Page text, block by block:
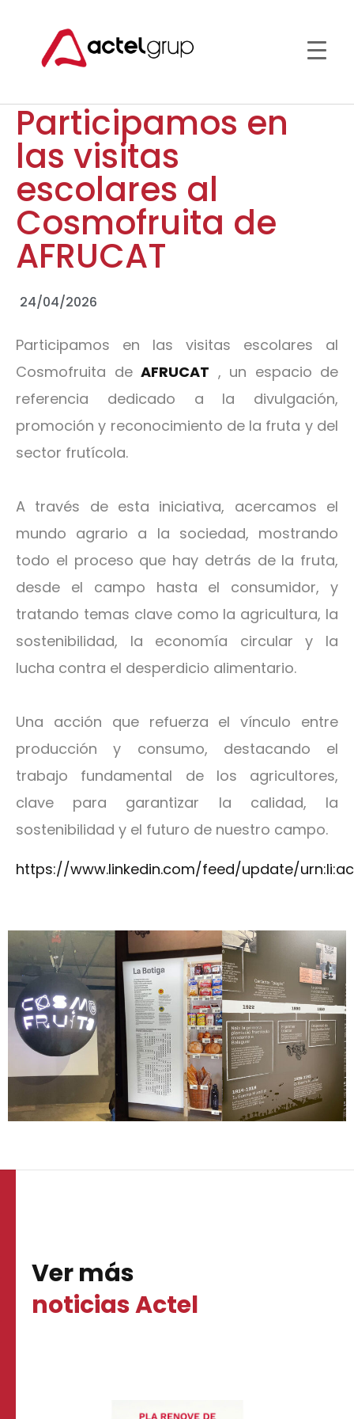
Participamos en
las visitas
escolares al
Cosmofruita de
AFRUCAT
24/04/2026
Participamos en las visitas escolares al
Cosmofruita de AFRUCAT , un espacio de
referencia dedicado a la divulgación,
promoción y reconocimiento de la fruta y del
sector frutícola.
A través de esta iniciativa, acercamos el
mundo agrario a la sociedad, mostrando
todo el proceso que hay detrás de la fruta,
desde el campo hasta el consumidor, y
tratando temas clave como la agricultura, la
sostenibilidad, la economía circular y la
lucha contra el desperdicio alimentario.
Una acción que refuerza el vínculo entre
producción y consumo, destacando el
trabajo fundamental de los agricultores,
clave para garantizar la calidad, la
sostenibilidad y el futuro de nuestro campo.
https://www.linkedin.com/feed/update/
Ver más
noticias Actel